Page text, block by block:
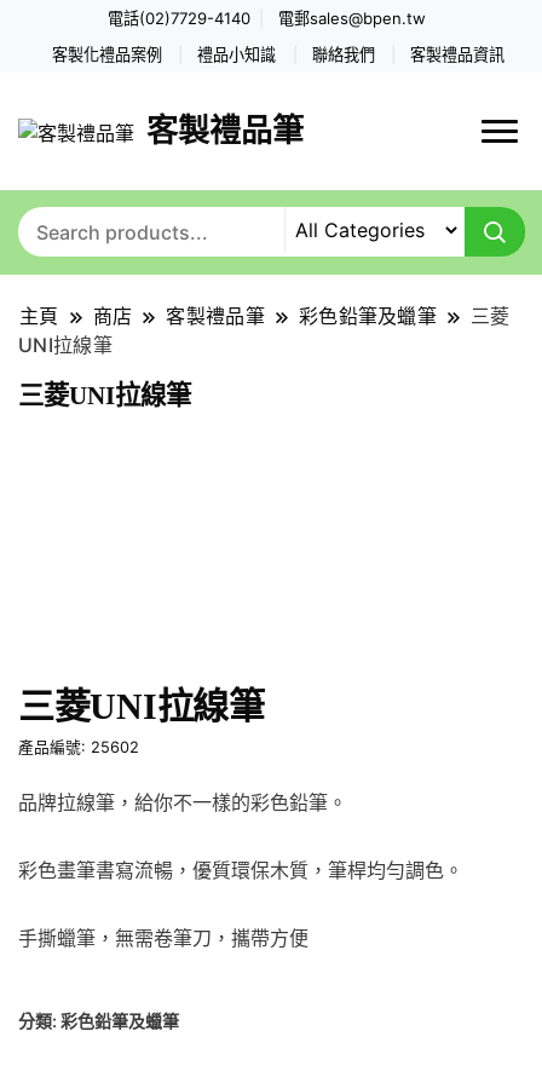
電話(02)7729-4140 電郵sales@bpen.tw
客製化禮品案例 禮品小知識 聯絡我們 客製禮品資訊
客製禮品筆
主頁 商店 客製禮品筆 彩色鉛筆及蠟筆
三菱
UNI拉線筆
三菱UNI拉線筆
三菱UNI拉線筆
產品編號: 25602
品牌拉線筆，給你不一樣的彩色鉛筆。
彩色畫筆書寫流暢，優質環保木質，筆桿均勻調色。
手撕蠟筆，無需卷筆刀，攜帶方便
分類: 彩色鉛筆及蠟筆